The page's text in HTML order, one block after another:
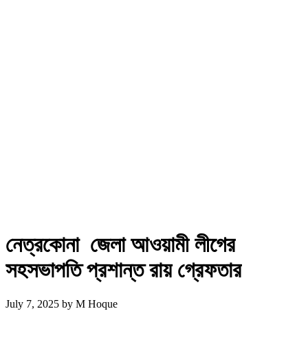
নেত্রকোনা জেলা আওয়ামী লীগের
সহসভাপতি প্রশান্ত রায় গ্রেফতার
July 7, 2025 by M Hoque